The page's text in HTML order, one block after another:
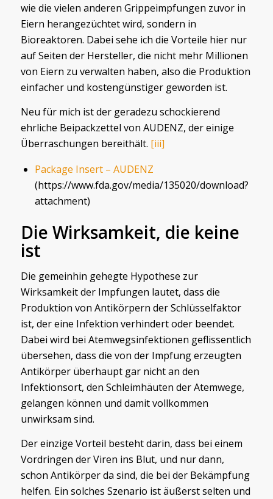
wie die vielen anderen Grippeimpfungen zuvor in
Eiern herangezüchtet wird, sondern in
Bioreaktoren. Dabei sehe ich die Vorteile hier nur
auf Seiten der Hersteller, die nicht mehr Millionen
von Eiern zu verwalten haben, also die Produktion
einfacher und kostengünstiger geworden ist.
Neu für mich ist der geradezu schockierend
ehrliche Beipackzettel von AUDENZ, der einige
Überraschungen bereithält. [iii]
Package Insert – AUDENZ
(https://www.fda.gov/media/135020/download?
attachment)
Die Wirksamkeit, die keine
ist
Die gemeinhin gehegte Hypothese zur
Wirksamkeit der Impfungen lautet, dass die
Produktion von Antikörpern der Schlüsselfaktor
ist, der eine Infektion verhindert oder beendet.
Dabei wird bei Atemwegsinfektionen geflissentlich
übersehen, dass die von der Impfung erzeugten
Antikörper überhaupt gar nicht an den
Infektionsort, den Schleimhäuten der Atemwege,
gelangen können und damit vollkommen
unwirksam sind.
Der einzige Vorteil besteht darin, dass bei einem
Vordringen der Viren ins Blut, und nur dann,
schon Antikörper da sind, die bei der Bekämpfung
helfen. Ein solches Szenario ist äußerst selten und